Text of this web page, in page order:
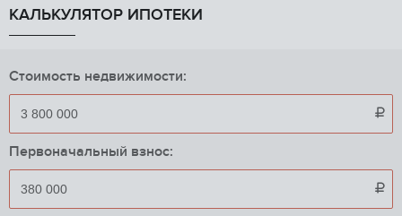
КАЛЬКУЛЯТОР ИПОТЕКИ
Стоимость недвижимости:

Первоначальный взнос:
